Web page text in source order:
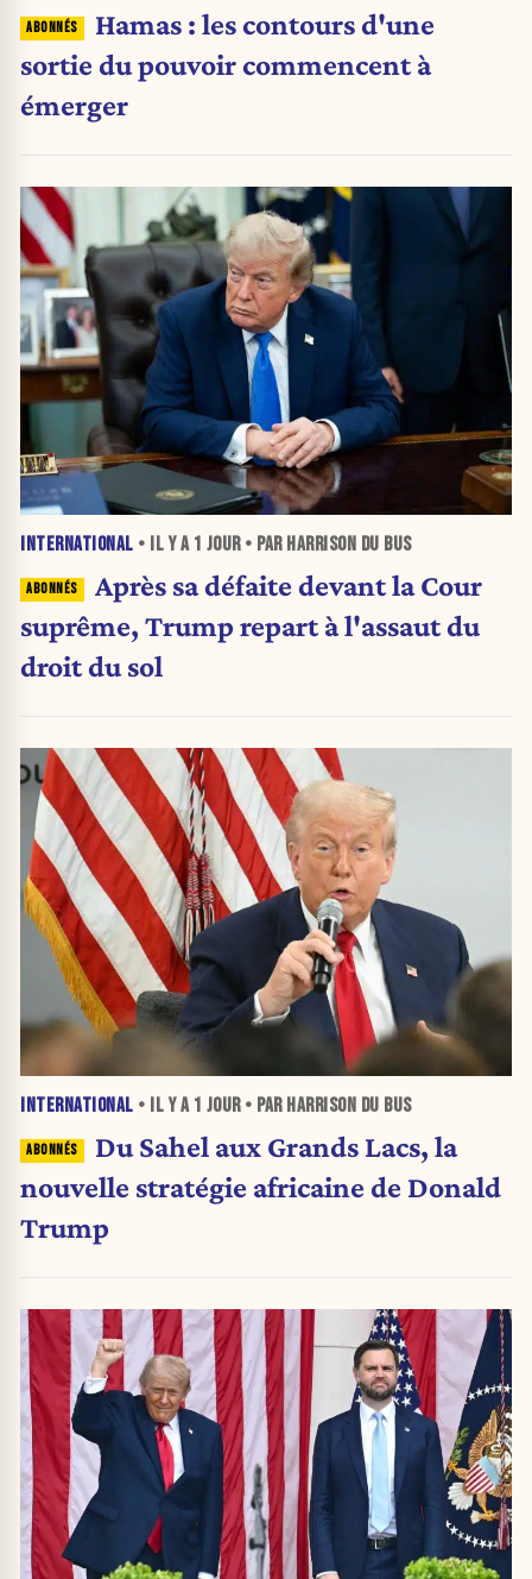
Hamas : les contours d'une
sortie du pouvoir commencent à
émerger
INTERNATIONAL • IL Y A 1 JOUR• PAR HARRISON DU BUS
Après sa défaite devant la Cour
suprême, Trump repart à l'assaut du
droit du sol
INTERNATIONAL • IL Y A 1 JOUR• PAR HARRISON DU BUS
Du Sahel aux Grands Lacs, la
nouvelle stratégie africaine de Donald
Trump